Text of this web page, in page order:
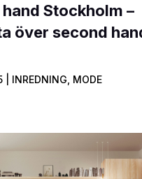
Stockholm –
över second
| INREDNING MODE